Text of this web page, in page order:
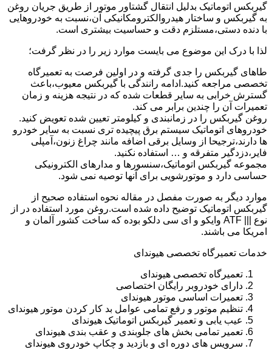
گیربکس اتوماتیک بدلیل انتقال گشتاور موتور از طریق جریان روغن
به گیربکس و ساختار هیدروالکترومکانیکی آن،نسبت به خودروهایی
با دنده دستی،مستلزم دقت و حساسیت بیشتری است.
لذا با درک این موضوع می بایست موارد زیر را در نظر گرفت؛
طاهای گیربکس را جدی گرفته و در اولین فرصت به تعمیرگاه
تخصصی مراجعه کنید.ادامه رانندگی با گیربکس معیوب،باعث
گسترش خرابی به سایر قطعات شده که در نتیجه هزینه و زمان
تعمیرات آن را چندین برابر می کند.
روغن گیربکس را در زمانبندی و کیلومتر تعیین شده تعویض کنید.
خودروهای اتوماتیک سیستم برق پیچیده تری نسبت به سایر خودرو
ها دارند،ترجیحا از وسایل برقی اضافه مانند چراغ زنون،آمپلی
فایر،دزدگیر متفرقه و … استفاده نکنید.
مجموعه گیربکس اتوماتیک،سنسورها و مدارهای الکترونیکی
حساسی دارد و موتورشویی برای آنها توصیه نمی شود.
موارد دیگر به صورت مفصل در مقاله نحوه استفاده صحیح از
گیربکس اتوماتیک توضیح داده شده است.روغن مورد استفاده در از
نوع ||| ATF وایکو و ای سی دلکو بوده که ساخت کشور آلمان و
امریکا می باشند.
خدمات تعمیرگاه تخصصی هیوندای
تعمیرگاه تخصصی هیوندای
دارای خودروبر رایگان اختصاصی
تعمیرات اساسی موتور هیوندای
تنظیم موتور و رفع تمامی عوامل بد کار کردن موتور هیوندای
عیب یابی و تعمیر گیربکس اتوماتیک هیوندای
تعمیر تمامی بخش های جلوبندی و عقب بندی هیوندای
سرویس های دوره ای و بازدید و چکاپ خودروی هیوندای